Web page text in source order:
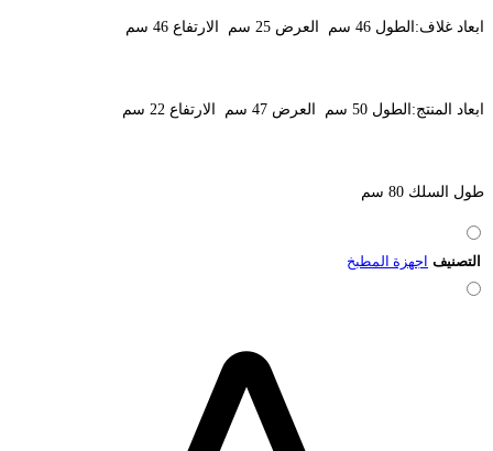
ابعاد غلاف:الطول 46 سم العرض 25 سم الارتفاع 46 سم
ابعاد المنتج:الطول 50 سم العرض 47 سم الارتفاع 22 سم
طول السلك 80 سم
التصنيف اجهزة المطبخ